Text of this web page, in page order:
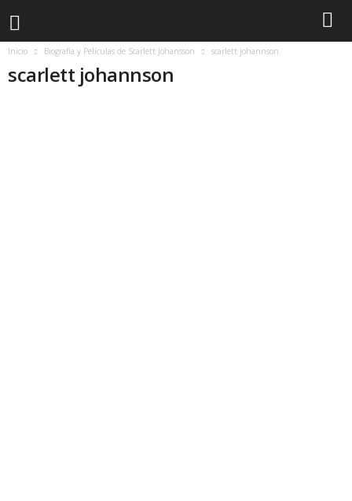
Inicio Biografía y Películas de Scarlett Johansson scarlett johannson
scarlett johannson